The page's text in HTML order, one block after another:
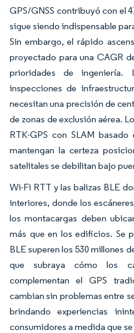
GPS/GNSS contribuyó con el
sigue siendo indispensable
Sin embargo, el rápido
proyectado para una CAGR
prioridades de ingeniería.
inspecciones de
necesitan una precisión de
de zonas de exclusión aérea.
RTK-GPS con SLAM
mantengan la certeza
satelitales se debilitan bajo
Wi-Fi RTT y las balizas BLE
interiores, donde los
los montacargas deben
más que en los edificios. Se
BLE superen los 530 millones
que subraya cómo los
complementan el GPS
cambian sin problemas entre
brindando experiencias
consumidores a medida que